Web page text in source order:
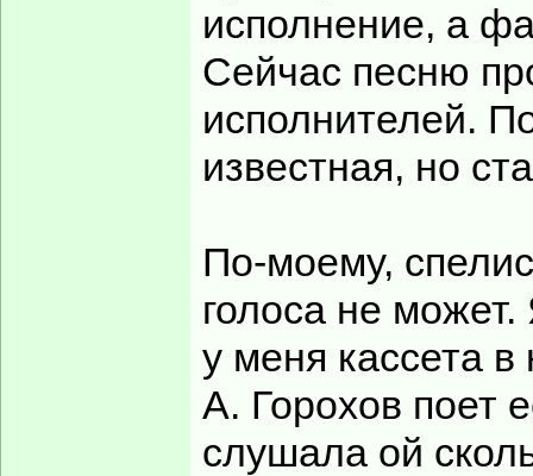
исполнение, а
Сейчас песню
исполнителей.
известная, но
По-моему,
голоса не
у меня кассета
А. Горохов поет
слушала ой